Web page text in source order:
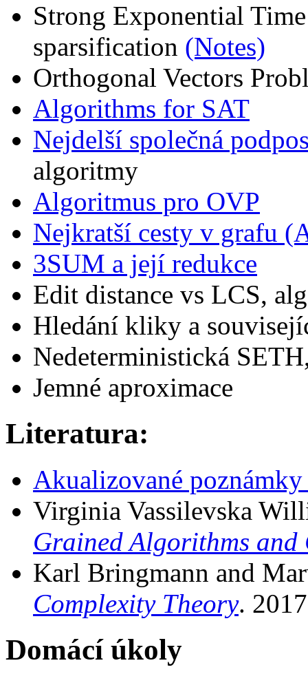
Strong Exponential
sparsification (Notes)
Orthogonal Vectors
Algorithms for SAT
Nejdelší společná
algoritmy
Algoritmus pro OVP
Nejkratší cesty v grafu
3SUM a její redukce
Edit distance vs LCS,
Hledání kliky a
Nedeterministická
Jemné aproximace
Literatura:
Akualizované poznámky
Virginia Vassilevska
Grained Algorithms and
Karl Bringmann and
Complexity Theory.
Domácí úkoly